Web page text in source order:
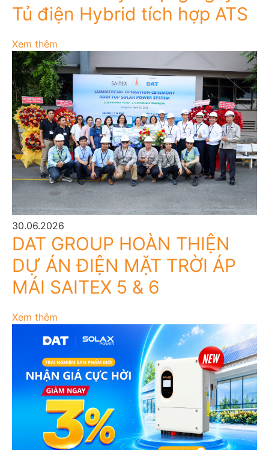
Tủ điện Hybrid tích hợp ATS
Xem thêm
30.06.2026
DAT GROUP HOÀN THIỆN
DỰ ÁN ĐIỆN MẶT TRỜI ÁP
MÁI SAITEX 5 & 6
Xem thêm